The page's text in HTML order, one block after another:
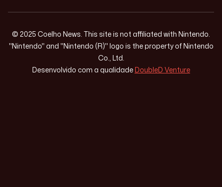
© 2025 Coelho News. This site is not affiliated with Nintendo.
"Nintendo" and "Nintendo (R)" logo is the property of Nintendo
Co., Ltd.
Desenvolvido com a qualidadeDoubleD Venture